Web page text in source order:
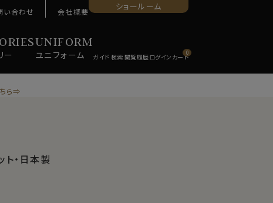
ー
UNIFORM
ユニ フォーム
い合わせ 会社概要 ショールーム
0
ら⇒
ト・日本製